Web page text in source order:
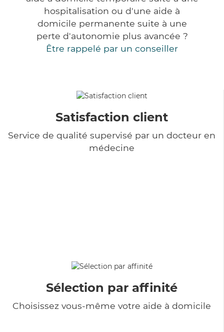
hospitalisation ou d'une aide à
domicile permanente suite à une
perte d'autonomie plus avancée ?
Être rappelé par un conseiller
Satisfaction client
Service de qualité supervisé par un docteur en
médecine
Sélection par affinité
Choisissez vous-même votre aide à domicile